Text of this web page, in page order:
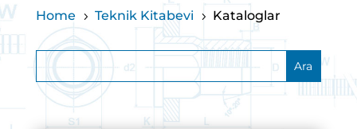
Home 5 Teknik Kitabevi 5 Kataloglar